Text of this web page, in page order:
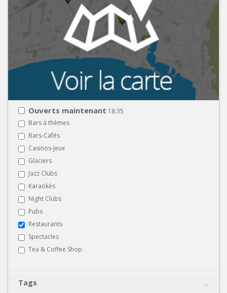
Ouverts maintenant 18:35
Bars à thèmes
Bars-Cafés
Casinos-Jeux
Glaciers
Jazz Clubs
Karaokés
Night Clubs
Pubs
Restaurants
Spectacles
Tea & Coffee Shop
Tags